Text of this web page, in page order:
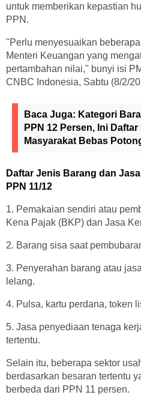
untuk memberikan kepastian
PPN.
"Perlu menyesuaikan
Menteri Keuangan yang
pertambahan nilai," bunyi isi
CNBC Indonesia, Sabtu (8/2/
Baca Juga: Kategori
PPN 12 Persen, Ini
Masyarakat Bebas
Daftar Jenis Barang dan
PPN 11/12
1. Pemakaian sendiri atau
Kena Pajak (BKP) dan Jasa
2. Barang sisa saat
3. Penyerahan barang atau
lelang.
4. Pulsa, kartu perdana, token
5. Jasa penyediaan tenaga
tertentu.
Selain itu, beberapa sektor
berdasarkan besaran tertentu
berbeda dari PPN 11 persen.